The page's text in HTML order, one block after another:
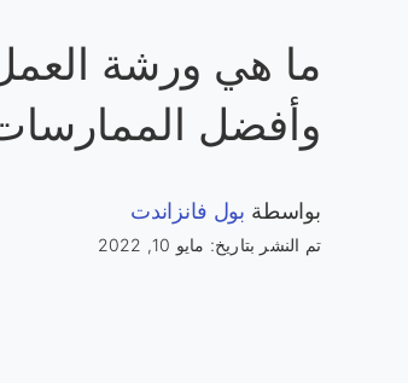
ما هي ورشة
وأفضل
بواسطة بول فانزاندت
تم النشر بتاريخ: مايو 10, 2022